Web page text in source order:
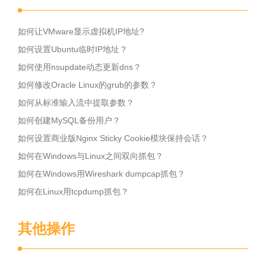
如何让VMware显示虚拟机IP地址?
如何设置Ubuntu临时IP地址？
如何使用nsupdate动态更新dns？
如何修改Oracle Linux的grub的参数？
如何从标准输入流中提取参数？
如何创建MySQL备份用户？
如何设置商业版Nginx Sticky Cookie模块保持会话？
如何在Windows与Linux之间双向抓包？
如何在Windows用Wireshark dumpcap抓包？
如何在Linux用tcpdump抓包？
其他操作